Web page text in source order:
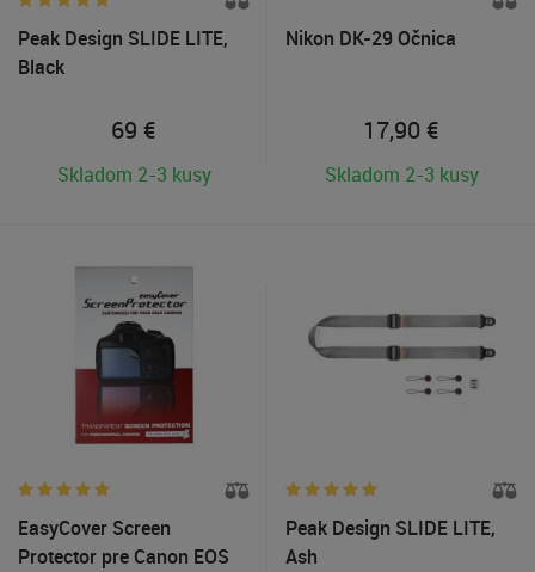
Peak Design SLIDE LITE,
Black
69 €
Skladom 2-3 kusy
Nikon DK-29 Očnica
17,90 €
Skladom 2-3 kusy
EasyCover Screen
Protector pre Canon EOS
Peak Design SLIDE LITE,
Ash